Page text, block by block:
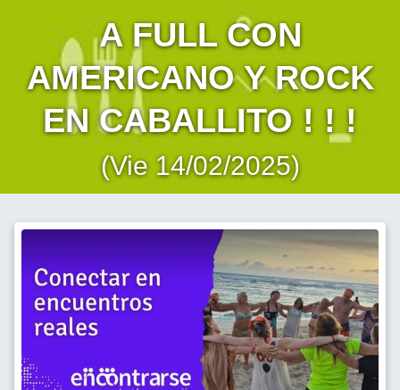
A FULL CON
AMERICANO Y ROCK
EN CABALLITO ! ! !
(Vie 14/02/2025)